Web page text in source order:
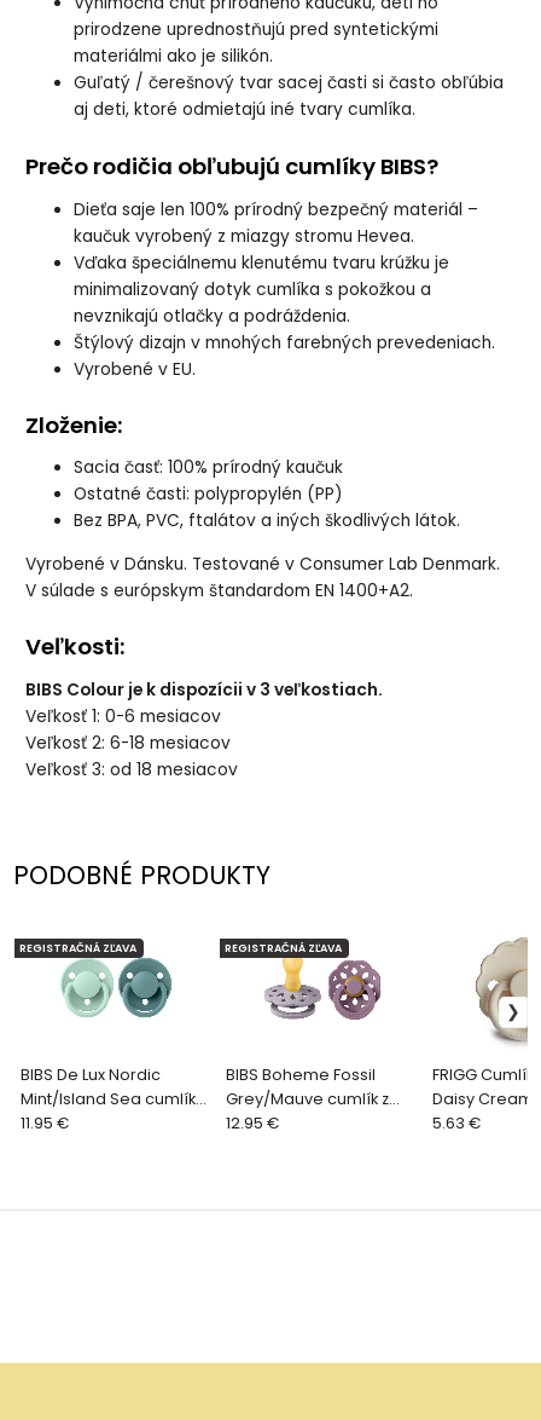
prirodzene uprednostňujú pred syntetickými
materiálmi ako je silikón.
Guľatý / čerešnový tvar sacej časti si často obľúbia
aj deti, ktoré odmietajú iné tvary cumlíka.
Prečo rodičia obľubujú cumlíky BIBS?
Dieťa saje len 100% prírodný bezpečný materiál –
kaučuk vyrobený z miazgy stromu Hevea.
Vďaka špeciálnemu klenutému tvaru krúžku je
minimalizovaný dotyk cumlíka s pokožkou a
nevznikajú otlačky a podráždenia.
Štýlový dizajn v mnohých farebných prevedeniach.
Vyrobené v EU.
Zloženie:
Sacia časť: 100% prírodný kaučuk
Ostatné časti: polypropylén (PP)
Bez BPA, PVC, ftalátov a iných škodlivých látok.
Vyrobené v Dánsku. Testované v Consumer Lab Denmark.
V súlade s európskym štandardom EN 1400+A2.
Veľkosti:
BIBS Colour je k dispozícii v 3 veľkostiach.
Veľkosť 1: 0-6 mesiacov
Veľkosť 2: 6-18 mesiacov
Veľkosť 3: od 18 mesiacov
PODOBNÉ PRODUKTY
BIBS De Lux Nordic
Mint/Island Sea cumlík
zo silikónu 2ks, one size
REGISTRAČNÁ ZĽAVA
11.95 €
BIBS Boheme Fossil
Grey/Mauve cumlík z
prírodného kaučuku 2ks,
REGISTRAČNÁ ZĽAVA
12.95 €
FRIGG Cumlík
Daisy
veľkosti
5.63 €